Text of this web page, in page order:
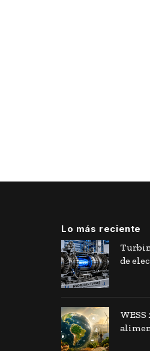
Lo más reciente
de